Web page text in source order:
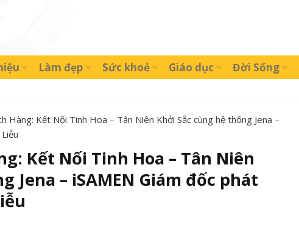
Làm đẹp Sức khoẻ Giáo dục Đời Sống
Hàng: Kết Nối Tinh Hoa – Tân Niên Khởi Sắc cùng hệ thống Jena –
Kết Nối Tinh Hoa – Tân Niên
Jena – iSAMEN Giám đốc phát